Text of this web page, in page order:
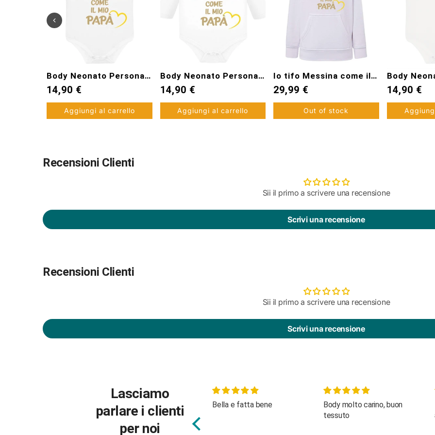
Body Neonato Personalizzato - Tifo Messina come papà Body Neonato Personalizzato - Tifo Messina come papà
14,90 €
Aggiungi al carrello
Io tifo Messina come il mio papà
29,99 €
Out of stock
Body Neonato Personalizzato - Ultras Messina
14,90 €
Aggiungi al carrello
Recensioni Clienti
Sii il primo a scrivere una recensione
Scrivi una recensione
Recensioni Clienti
Sii il primo a scrivere una recensione
Scrivi una recensione
Lasciamo
parlare i clienti
per noi
Bella e fatta bene
Body molto carino, buon
Bellissimo e personale
attentissimo